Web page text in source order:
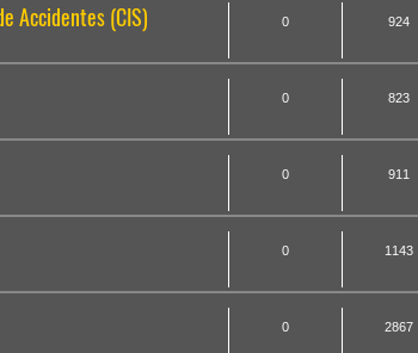
Accidentes (CIS) 0 924
0 823
0 911
0 1143
0 2867